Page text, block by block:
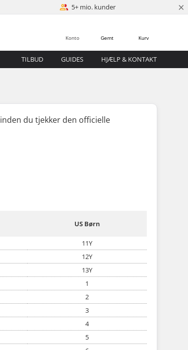
5+ mio. kunder ×
Kurv
Gemt
Konto
TILBUD GUIDES HJÆLP & KONTAKT
inden du tjekker den officielle
US Børn
11Y
12Y
13Y
1
2
3
4
5